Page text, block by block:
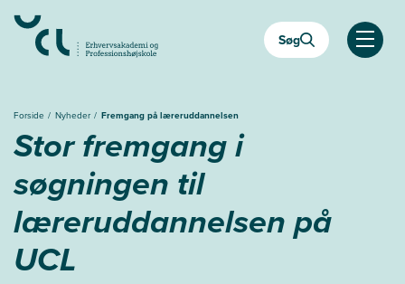
hovedindhold
Søg
Åben
Forside Nyheder Fremgang på læreruddannelsen
Stor fremgang i
søgningen til
læreruddannelsen på
UCL